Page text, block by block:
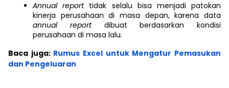
Annual report tidak selalu bisa menjadi patokan
kinerja perusahaan di masa depan, karena data
annual report dibuat berdasarkan kondisi
perusahaan di masa lalu.
Baca juga:Rumus Excel untuk Mengatur Pemasukan
dan Pengeluaran